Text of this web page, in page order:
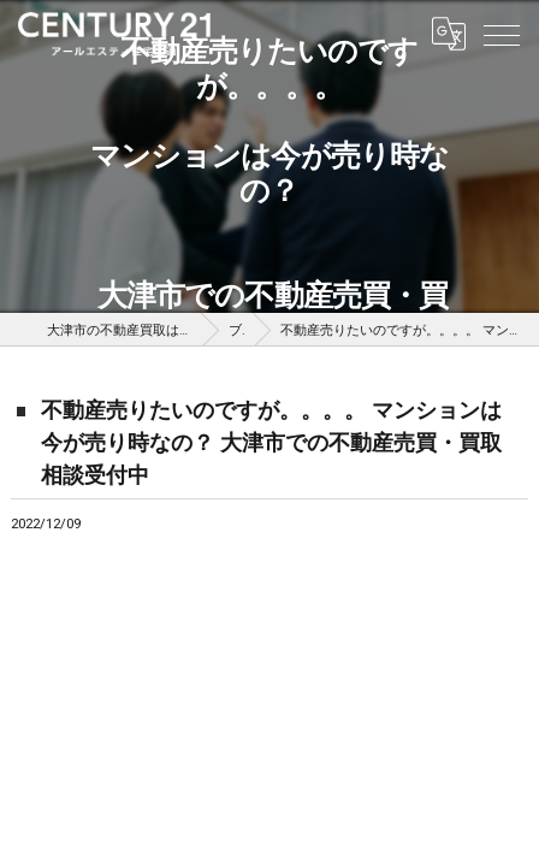
不動産売りたいのです
が。。。。
マンションは今が売り時な
の？
大津市での不動産売買・買
取相談受付中
大津市の不動産買取はセンチュリー21アールエスティ住宅流通 ブログ 不動産売りたいのですが。。。。 マンションは今が売り時なの？ 大津市での不動産売買・買取相談受付中
不動産売りたいのですが。。。。 マンションは
今が売り時なの？ 大津市での不動産売買・買取
相談受付中
2022/12/09